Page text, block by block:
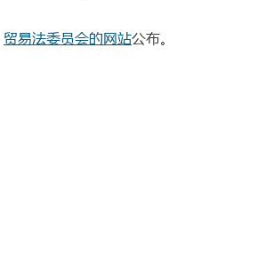
贸易法委员会的网站公布。